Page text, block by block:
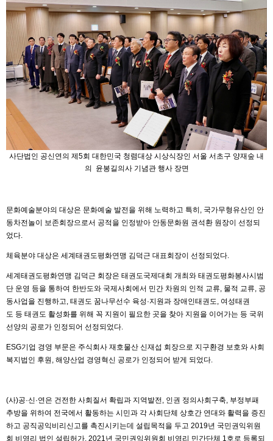
사단법인 공신연의 제5회 대한민국 청렴대상 시상식장인 서울 서초구 양재숲 내
의 윤봉길의사 기념관 행사 장면
문화예술분야의 대상은 문화예술 발전을 위해 노력하고 특히, 국가무형유산인 안
동차전놀이 보존회장으로서 공적을 인정받아 안동문화원 권석환 원장이 선정되
었다.
체육분야 대상은 세계태권도평화연맹 김덕근 대표회장이 선정되었다.
세계태권도평화연맹 김덕근 회장은 태권도국제대회 개최와 태권도평화봉사시범
단 운영 등을 통하여 한반도와 국제사회에서 민간 차원의 인적 교류, 물적 교류, 공
동사업을 진행하고, 태권도 꿈나무선수 육성·지원과 장애인태권도, 여성태권
도 등 태권도 활성화를 위해 꼭 지원이 필요한 곳을 찾아 지원을 이어가는 등 국위
선양의 공로가 인정되어 선정되었다.
ESG기업 경영 부문은 주식회사 재호물산 신재섭 회장으로 지구환경 보호와 사회
복지법인 후원, 해양산업 경영혁신 공로가 인정되어 받게 되었다.
(사)공·신·연은 건전한 사회질서 확립과 지역발전, 인권 정의사회구축, 부정부패
추방을 위하여 전국에서 활동하는 시민과 각 사회단체 상호간 연대와 활력을 증진
하고 공직공익비리신고를 촉진시키는데 설립목적을 두고 2019년 국민권익위원
회 비영리 법인 설립허가, 2021년 국민권익위원회 비영리 민간단체 1호로 등록되